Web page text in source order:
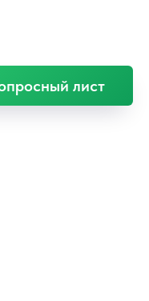
лист